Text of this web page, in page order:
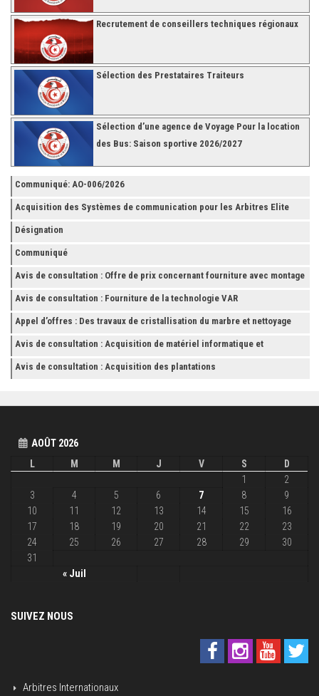
Recrutement de conseillers techniques régionaux
Sélection des Prestataires Traiteurs
Sélection d’une agence de Voyage Pour la location
des Bus: Saison sportive 2026/2027
Communiqué: AO-006/2026
Acquisition des Systèmes de communication pour les Arbitres Elite
Désignation
Communiqué
Avis de consultation : Offre de prix concernant fourniture avec montage
et finition de RAYONNAGES pour la Fédération Tunisienne de Football
Avis de consultation : Fourniture de la technologie VAR
Appel d’offres : Des travaux de cristallisation du marbre et nettoyage
des grès
Avis de consultation : Acquisition de matériel informatique et
Accessoires
Avis de consultation : Acquisition des plantations
AOÛT 2026
L
M M J V S D
« Juil
1
2
3
4 5 6 7 8
9
10
11 12 13 14 15
16
17
18 19 20 21 22
23
24
25 26 27 28 29
30
31
SUIVEZ NOUS
Arbitres Internationaux